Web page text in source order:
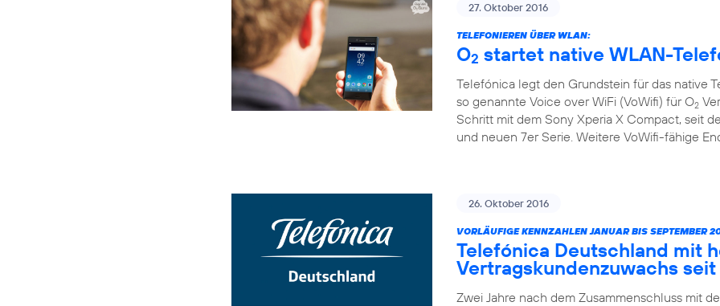
27. Oktober 2016
TELEFONIEREN ÜBER WLAN:
O2 startet native WLAN-
Telefónica legt den Grundstein für das native
so genannte Voice over WiFi (VoWifi) für O2
Schritt mit dem Sony Xperia X Compact, seit
und neuen 7er Serie. Weitere VoWifi-fähige
26. Oktober 2016
VORLÄUFIGE KENNZAHLEN JANUAR BIS SEPTEMBER
Telefónica Deutschland mit
Vertragskundenzuwachs
Zwei Jahre nach dem Zusammenschluss mit